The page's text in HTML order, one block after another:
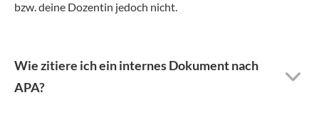
bzw. deine Dozentin jedoch nicht.
Wie zitiere ich ein internes Dokument nach
APA?